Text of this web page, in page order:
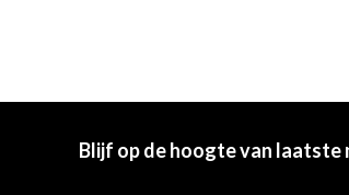
Blijf op de hoogte van